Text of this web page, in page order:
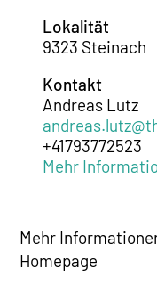
Lokalität
9323 Steinach
Kontakt
Andreas Lutz
+41793772523
Mehr
Mehr
Homepage